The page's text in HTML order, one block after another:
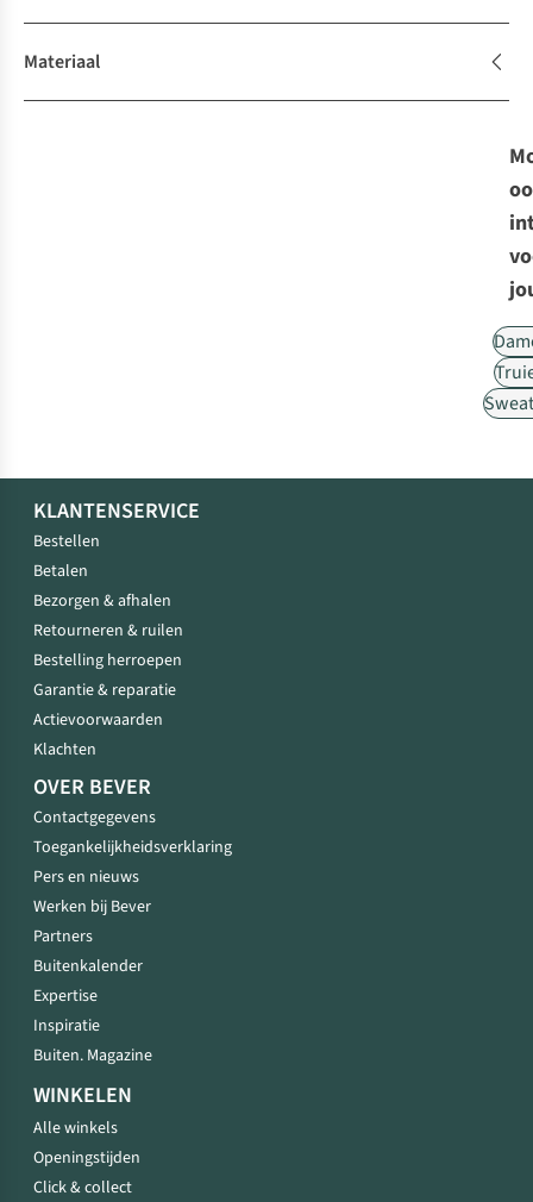
Materiaal
KLANTENSERVICE
Bestellen
Betalen
Bezorgen & afhalen
Retourneren & ruilen
Bestelling herroepen
Garantie & reparatie
Actievoorwaarden
Klachten
OVER BEVER
Contactgegevens
Toegankelijkheidsverklaring
Pers en nieuws
Werken bij Bever
Partners
Buitenkalender
Expertise
Inspiratie
Buiten. Magazine
WINKELEN
Alle winkels
Openingstijden
Click & collect